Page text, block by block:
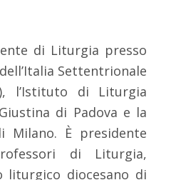
di Liturgia presso
Settentrionale
l’Istituto di Liturgia
di Padova e la
Milano. È presidente
di Liturgia,
liturgico diocesano di